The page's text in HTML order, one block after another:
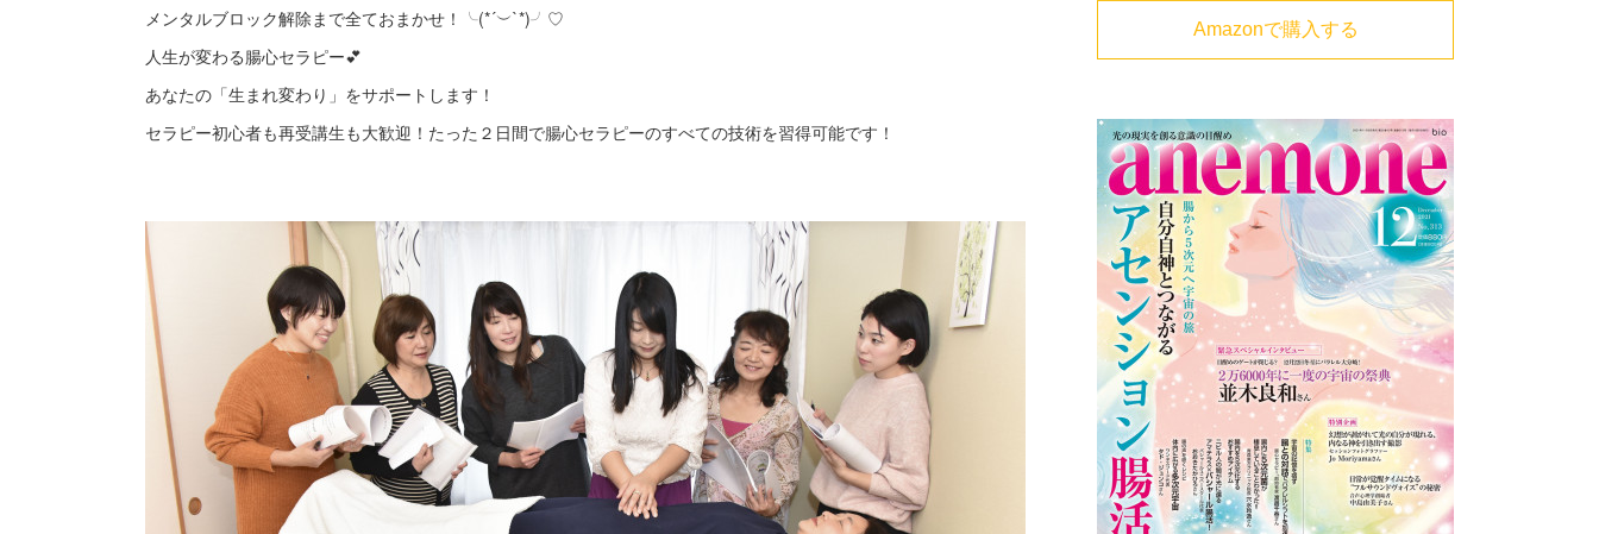
メンタルブロック解除まで全ておまかせ！╰(*´︶`*)╯♡
人生が変わる腸心セラピー💕
あなたの「生まれ変わり」をサポートします！
セラピー初心者も再受講生も大歓迎！たった２日間で腸心セラピーのすべての技術を習得可能です！
Amazonで購入する